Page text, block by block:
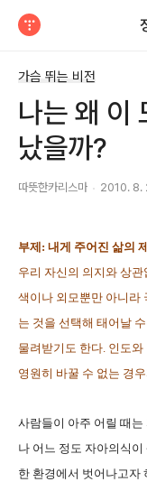
가슴 뛰는 비전
나는 왜 이
났을까?
따뜻한카리스마 2010. 8.
부제: 내게 주어진 삶의
우리 자신의 의지와 상
색이나 외모뿐만 아니라
는 것을 선택해 태어날
물려받기도 한다. 인도
영원히 바꿀 수 없는 경
사람들이 아주 어릴 때
나 어느 정도 자아의식
한 환경에서 벗어나고자